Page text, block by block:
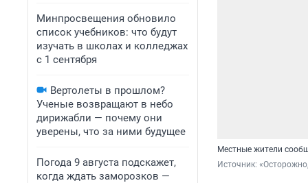
Минпросвещения обновило
список учебников: что будут
изучать в школах и колледжах
с 1 сентября
Вертолеты в прошлом?
Ученые возвращают в небо
дирижабли — почему они
уверены, что за ними будущее
Погода 9 августа подскажет,
когда ждать заморозков —
Местные жители
Источник: